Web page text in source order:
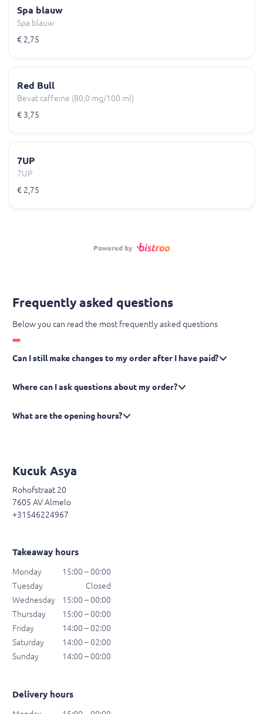
Spa blauw
Spa blauw
€ 2,75
Red Bull
Bevat caffeine (80,0 mg/100 ml)
€ 3,75
7UP
7UP
€ 2,75
Powered by
Frequently asked questions
Below you can read the most frequently asked questions
Can I still make changes to my order after I have paid?
Where can I ask questions about my order?
What are the opening hours?
Kucuk Asya
Rohofstraat 20
7605 AV Almelo
+31546224967
Takeaway hours
Monday
15:00 – 00:00
Tuesday
Closed
Wednesday
15:00 – 00:00
Thursday
15:00 – 00:00
Friday
14:00 – 02:00
Saturday
14:00 – 02:00
Sunday
14:00 – 00:00
Delivery hours